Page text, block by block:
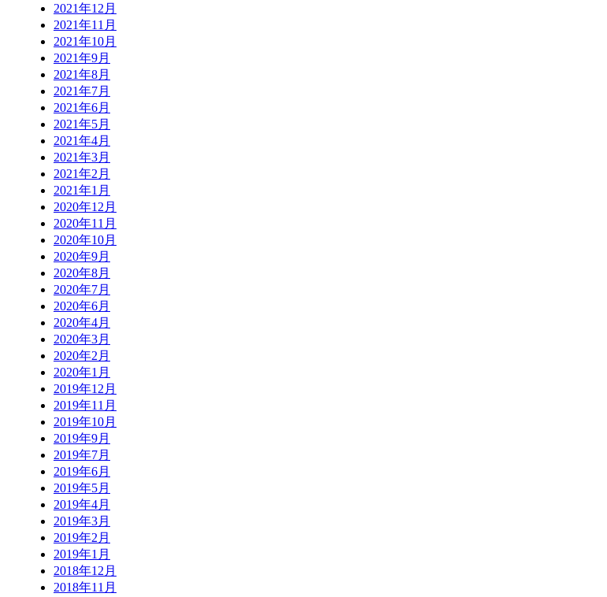
2021年12月
2021年11月
2021年10月
2021年9月
2021年8月
2021年7月
2021年6月
2021年5月
2021年4月
2021年3月
2021年2月
2021年1月
2020年12月
2020年11月
2020年10月
2020年9月
2020年8月
2020年7月
2020年6月
2020年4月
2020年3月
2020年2月
2020年1月
2019年12月
2019年11月
2019年10月
2019年9月
2019年7月
2019年6月
2019年5月
2019年4月
2019年3月
2019年2月
2019年1月
2018年12月
2018年11月